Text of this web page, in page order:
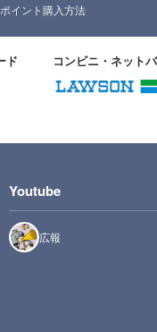
ポイント購入方法
ド コンビニ・ネット
Youtube
広報